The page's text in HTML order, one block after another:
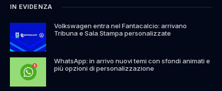
IN EVIDENZA
Volkswagen entra nel Fantacalcio: arrivano
Tribuna e Sala Stampa personalizzate
WhatsApp: in arrivo nuovi temi con sfondi animati e
più opzioni di personalizzazione